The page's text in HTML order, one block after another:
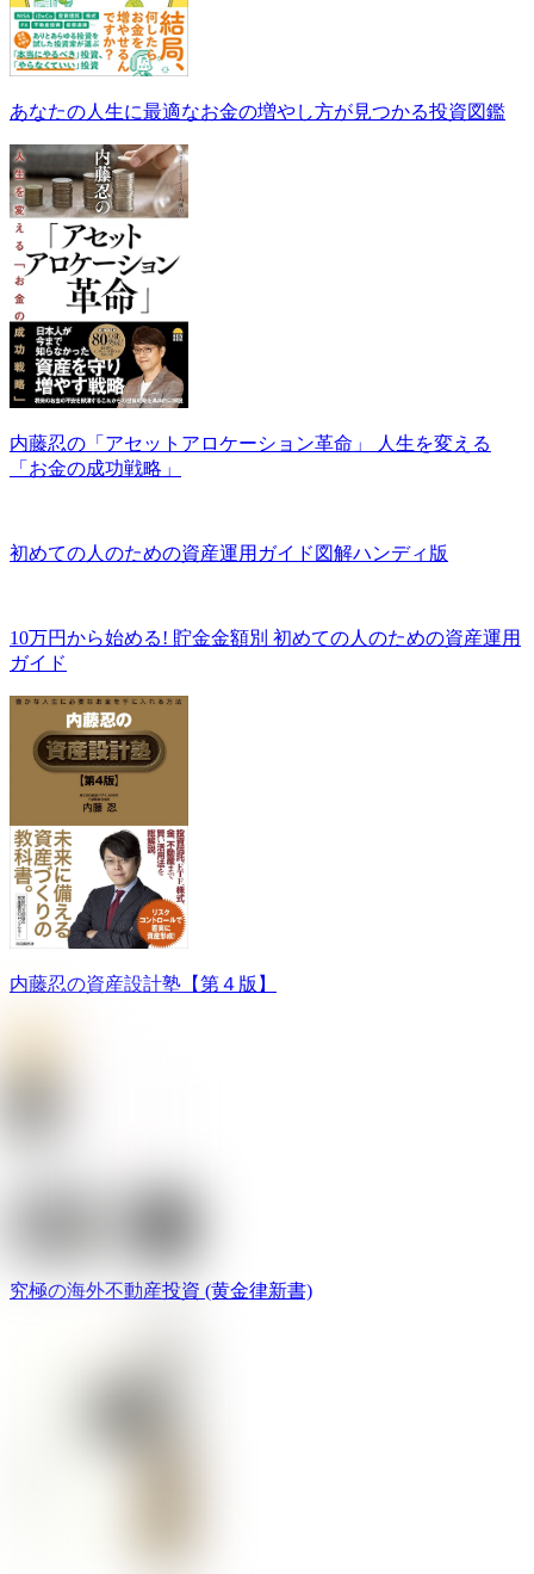
あなたの人生に最適なお金の増やし方が見つかる投資図鑑
内藤忍の「アセットアロケーション革命」 人生を変える
「お金の成功戦略」
初めての人のための資産運用ガイド図解ハンディ版
10万円から始める! 貯金金額別 初めての人のための資産運用
ガイド
内藤忍の資産設計塾【第４版】
究極の海外不動産投資 (黄金律新書)